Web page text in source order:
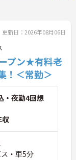
ま
別
習
時
め
談
に
更新日：2026年08月06日
プン★有料老
！＜常勤＞
・夜勤4回想
・車5分